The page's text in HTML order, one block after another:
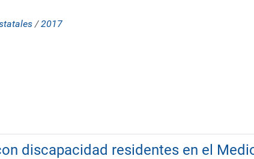
/2017
discapacidad residentes en el